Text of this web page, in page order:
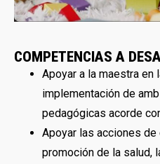
COMPETENCIAS A
Apoyar a la maestra en
implementación de
pedagógicas acorde
Apoyar las acciones
promoción de la salud,